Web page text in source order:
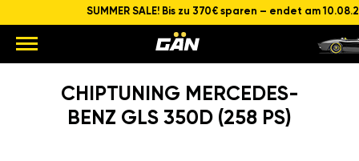
SUMMER SALE! Bis zu 370€ sparen – endet am
CHIPTUNING MERCEDES-
BENZ GLS 350D (258 PS)